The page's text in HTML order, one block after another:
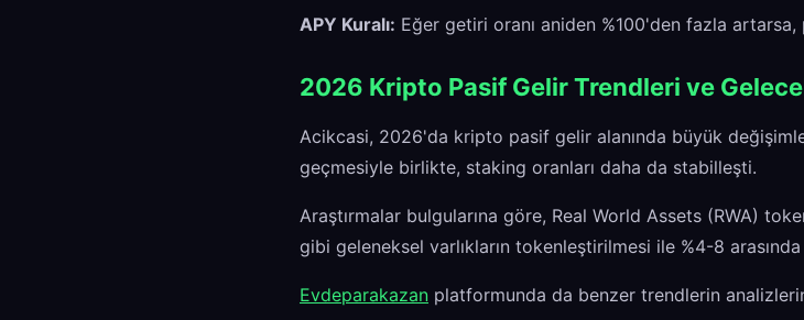
APY Kuralı: Eğer getiri oranı aniden %100'den fazla
2026 Kripto Pasif Gelir Trendleri ve
Acikcasi, 2026'da kripto pasif gelir alanında büyük
geçmesiyle birlikte, staking oranları daha da stabilleşti.
Araştırmalar bulgularına göre, Real World Assets (RWA)
gibi geleneksel varlıkların tokenleştirilmesi ile %4-8
Evdeparakazan platformunda da benzer trendlerin